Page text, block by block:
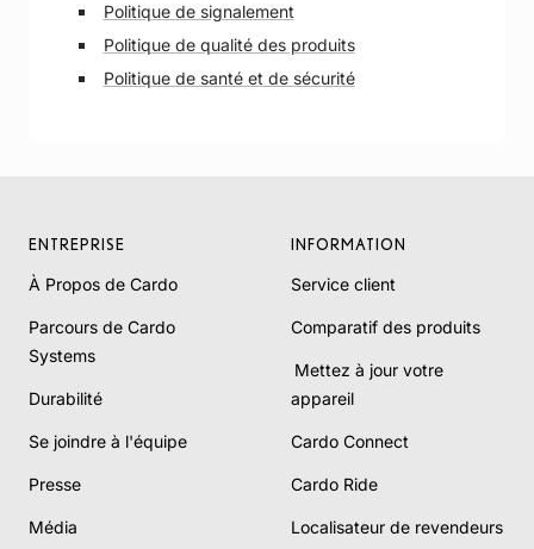
Politique de signalement
Politique de qualité des produits
Politique de santé et de sécurité
ENTREPRISE
À Propos de Cardo
Parcours de Cardo
Systems
Durabilité
Se joindre à l'équipe
Presse
Média
INFORMATION
Service client
Comparatif des produits
Mettez à jour votre
appareil
Cardo Connect
Cardo Ride
Localisateur de revendeurs